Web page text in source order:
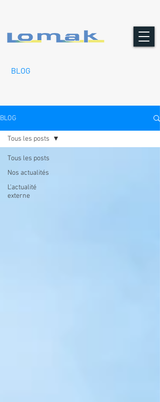
BLOG
BLOG
Tous les posts
Nos actualités
L'actualité
externe
Tous les posts